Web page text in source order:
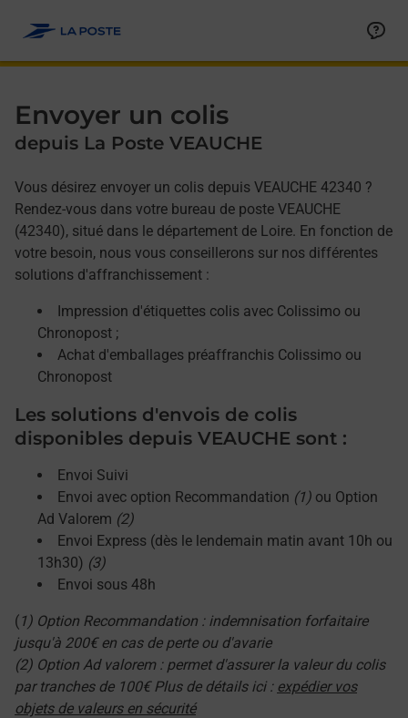
Envoyer un colis
depuis La Poste VEAUCHE
Vous désirez envoyer un colis depuis VEAUCHE 42340 ?
Rendez-vous dans votre bureau de poste VEAUCHE
(42340), situé dans le département de Loire. En fonction de
votre besoin, nous vous conseillerons sur nos différentes
solutions d'affranchissement :
Impression d'étiquettes colis avec Colissimo ou
Chronopost ;
Achat d'emballages préaffranchis Colissimo ou
Chronopost
Les solutions d'envois de colis
disponibles depuis VEAUCHE sont :
Envoi Suivi
Envoi avec option Recommandation (1) ou Option
Ad Valorem (2)
Envoi Express (dès le lendemain matin avant 10h ou
13h30) (3)
Envoi sous 48h
( 1) Option Recommandation : indemnisation forfaitaire
jusqu'à 200€ en cas de perte ou d'avarie
(2) Option Ad valorem : permet d'assurer la valeur du colis
par tranches de 100€ Plus de détails ici : expédier vos
objets de valeurs en sécurité